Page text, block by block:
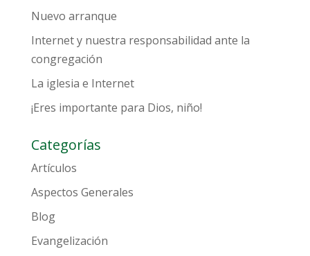
Nuevo arranque
Internet y nuestra responsabilidad ante la
congregación
La iglesia e Internet
¡Eres importante para Dios, niño!
Categorías
Artículos
Aspectos Generales
Blog
Evangelización